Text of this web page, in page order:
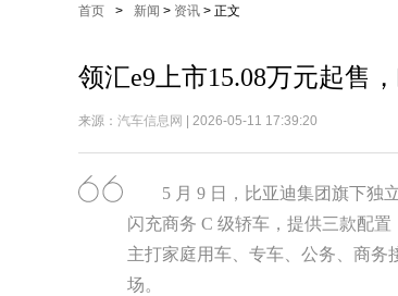
首页 > 新闻 > 资讯 > 正文
领汇e9上市15.08万元起售
来源： 汽车信息网 | 2026-05-11 17:39:20
5 月 9 日，比亚迪集团旗下
闪充商务 C 级轿车，提供三款配置
主打家庭用车、专车、公务、商务
场。